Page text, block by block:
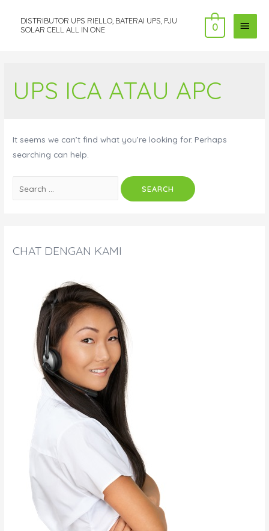
DISTRIBUTOR UPS RIELLO, BATERAI UPS, PJU
SOLAR CELL ALL IN ONE
MAIN
0
UPS ICA ATAU APC
It seems we can’t find what you’re looking for. Perhaps
searching can help.
CHAT DENGAN KAMI